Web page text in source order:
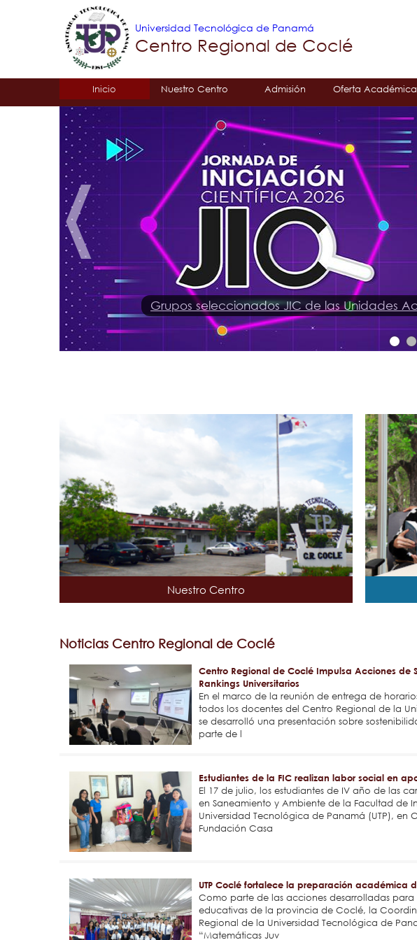
Universidad Tecnológica de Panamá
Centro Regional de Coclé
Tropical
Menu
Principal
Inicio Nuestro Centro Admisión Oferta Académica
Grupos seleccionados JIC de las Unidades
Nuestro Centro
Noticias Centro Regional de Coclé
Centro Regional de Coclé Impulsa Acciones de
Rankings Universitarios
En el marco de la reunión de entrega de
todos los docentes del Centro Regional de la
se desarrolló una presentación sobre
parte de l
Estudiantes de la FIC realizan labor social en
El 17 de julio, los estudiantes de IV año de las
en Saneamiento y Ambiente de la Facultad de
Universidad Tecnológica de Panamá (UTP),
Fundación Casa
UTP Coclé fortalece la preparación académica
Como parte de las acciones desarrolladas
educativas de la provincia de Coclé, la
Regional de la Universidad Tecnológica de
“Matemáticas Juv